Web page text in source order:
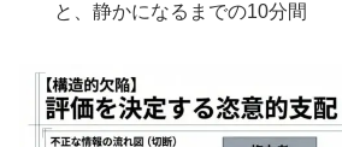
と、静かになるまでの10分間